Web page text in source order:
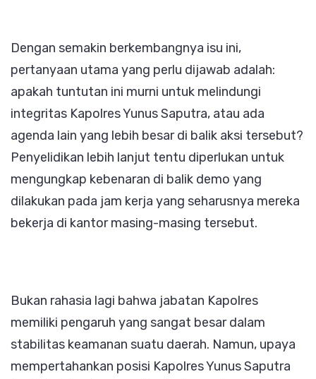
Dengan semakin berkembangnya isu ini,
pertanyaan utama yang perlu dijawab adalah:
apakah tuntutan ini murni untuk melindungi
integritas Kapolres Yunus Saputra, atau ada
agenda lain yang lebih besar di balik aksi tersebut?
Penyelidikan lebih lanjut tentu diperlukan untuk
mengungkap kebenaran di balik demo yang
dilakukan pada jam kerja yang seharusnya mereka
bekerja di kantor masing-masing tersebut.
Bukan rahasia lagi bahwa jabatan Kapolres
memiliki pengaruh yang sangat besar dalam
stabilitas keamanan suatu daerah. Namun, upaya
mempertahankan posisi Kapolres Yunus Saputra